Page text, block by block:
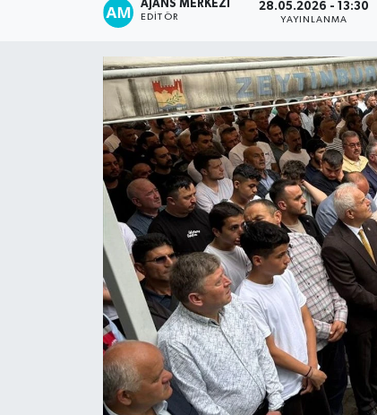
AJANS MERKEZI
EDITÖR
28.05.2026 - 13:30
YAYINLANMA